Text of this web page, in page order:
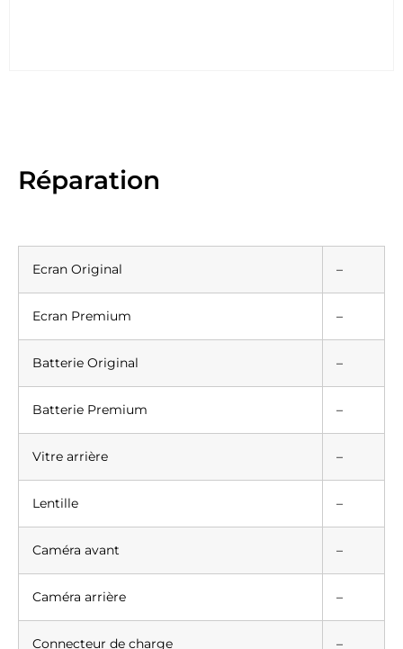
Réparation
Ecran Original –
Ecran Premium –
Batterie Original –
Batterie Premium –
Vitre arrière –
Lentille –
Caméra avant –
Caméra arrière –
Connecteur de charge –